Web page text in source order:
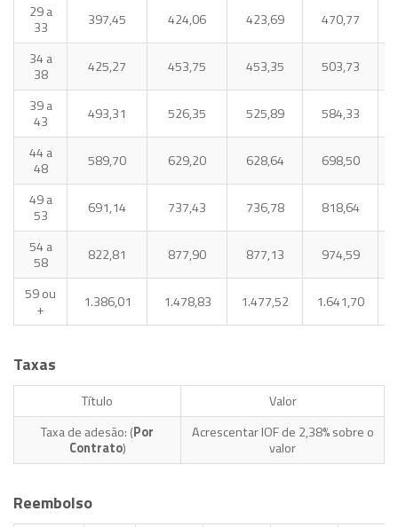
29 a
33
397,45 424,06 423,69 470,77
34 a
38
425,27 453,75 453,35 503,73
39 a
43
493,31 526,35 525,89 584,33
44 a
48
589,70 629,20 628,64 698,50
49 a
53
691,14 737,43 736,78 818,64
54 a
58
822,81 877,90 877,13 974,59
59 ou
+
1.386,01 1.478,83 1.477,52 1.641,70
Taxas
Título
Valor
Taxa de adesão: (Por
Contrato)
Acrescentar IOF de 2,38% sobre o
valor
Reembolso